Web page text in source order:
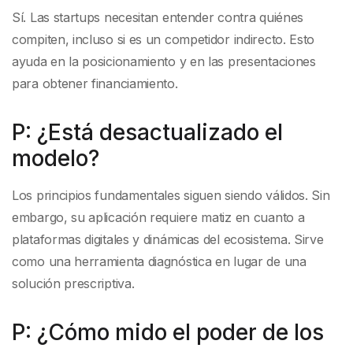
Sí. Las startups necesitan entender contra quiénes
compiten, incluso si es un competidor indirecto. Esto
ayuda en la posicionamiento y en las presentaciones
para obtener financiamiento.
P: ¿Está desactualizado el
modelo?
Los principios fundamentales siguen siendo válidos. Sin
embargo, su aplicación requiere matiz en cuanto a
plataformas digitales y dinámicas del ecosistema. Sirve
como una herramienta diagnóstica en lugar de una
solución prescriptiva.
P: ¿Cómo mido el poder de los